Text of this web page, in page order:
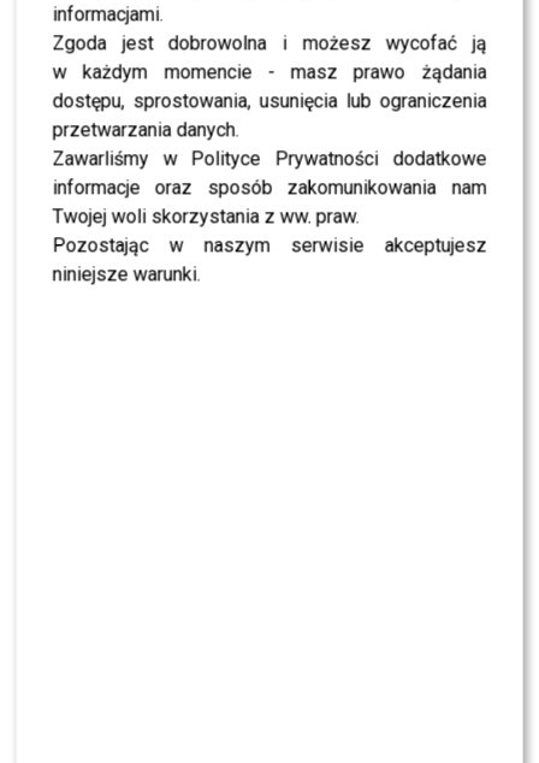
informacjami.
Zgoda jest dobrowolna i możesz wycofać ją
w każdym momencie - masz prawo żądania
dostępu, sprostowania, usunięcia lub ograniczenia
przetwarzania danych.
Zawarliśmy w Polityce Prywatności dodatkowe
informacje oraz sposób zakomunikowania nam
Twojej woli skorzystania z ww. praw.
Pozostając w naszym serwisie akceptujesz
niniejsze warunki.